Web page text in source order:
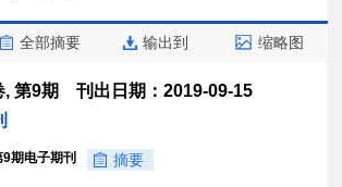
全部摘要 输出到 缩略图
, 第9期 刊出日期：2019-09-15
期电子期刊 摘要